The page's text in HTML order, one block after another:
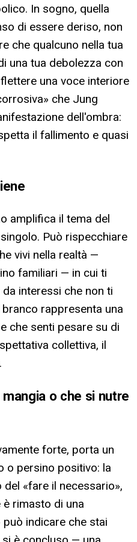
In sogno, quella
di essere deriso, non
che qualcuno nella tua
una tua debolezza con
una voce interiore
che Jung
dell'ombra:
il fallimento e quasi
amplifica il tema del
Può rispecchiare
vivi nella realtà —
familiari — in cui ti
interessi che non ti
rappresenta una
che senti pesare su di
collettiva, il
o che si nutre
forte, porta un
o persino positivo: la
«fare il necessario»,
rimasto di una
indicare che stai